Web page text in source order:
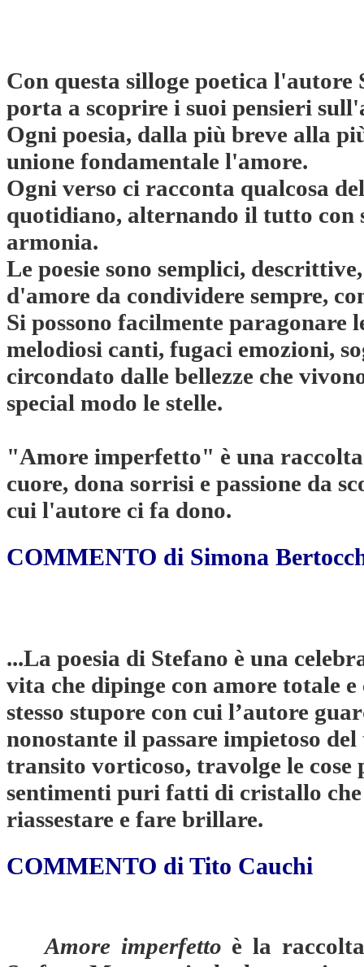
Con questa silloge poetica l'autore
porta a scoprire i suoi pensieri
Ogni poesia, dalla più breve alla
unione fondamentale l'amore.
Ogni verso ci racconta qualcosa
quotidiano, alternando il tutto con
armonia.
Le poesie sono semplici,
d'amore da condividere sempre,
Si possono facilmente paragonare
melodiosi canti, fugaci emozioni,
circondato dalle bellezze che
special modo le stelle.
"Amore imperfetto" è una
cuore, dona sorrisi e passione da
cui l'autore ci fa dono.
COMMENTO di Simona
...La poesia di Stefano è una
vita che dipinge con amore totale
stesso stupore con cui l’autore
nonostante il passare impietoso del
transito vorticoso, travolge le cose
sentimenti puri fatti di cristallo che
riassestare e fare brillare.
COMMENTO di Tito Cauchi
Amore imperfetto è la